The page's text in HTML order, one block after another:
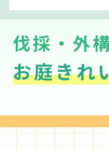
伐採・外
お庭きれ